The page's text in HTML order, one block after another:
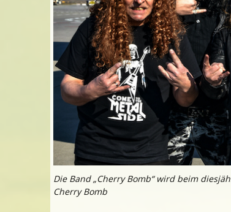
Die Band „Cherry Bomb“ wird beim
Cherry Bomb